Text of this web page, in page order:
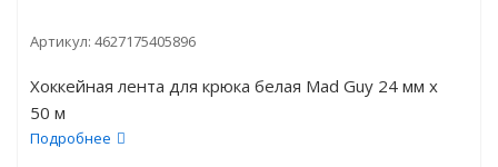
Артикул: 4627175405896
Хоккейная лента для крюка белая Mad Guy 24 мм х
50 м
Подробнее